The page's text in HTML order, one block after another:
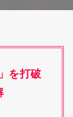
を打破